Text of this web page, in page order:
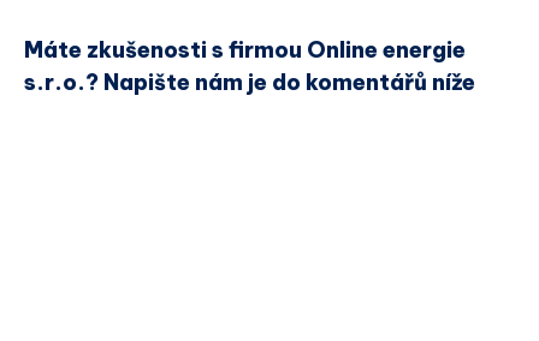
Máte zkušenosti s firmou Online energie
s.r.o.? Napište nám je do komentářů níže